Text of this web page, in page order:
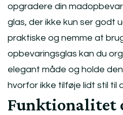
opgradere din
glas, der ikke kun ser godt
praktiske og nemme at
opbevaringsglas kan du
elegant måde og holde
hvorfor ikke tilføje lidt stil til
Funktionalitet